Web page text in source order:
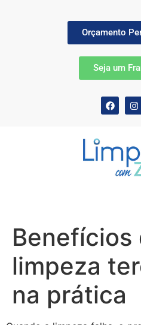
Orçamento
Seja um
Benefícios
limpeza
na prática